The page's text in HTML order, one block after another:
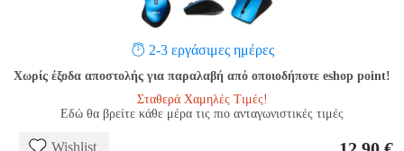
2-3 εργάσιμες ημέρες
Χωρίς έξοδα αποστολής για παραλαβή από οποιοδήποτε eshop point!
Σταθερά Χαμηλές Τιμές!
Εδώ θα βρείτε κάθε μέρα τις πιο ανταγωνιστικές τιμές
Wishlist